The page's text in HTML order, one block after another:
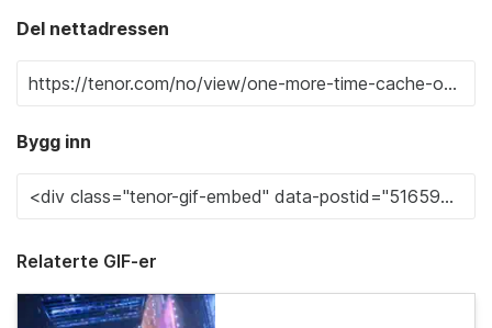
Del nettadressen
Bygg inn
Relaterte GIF-er